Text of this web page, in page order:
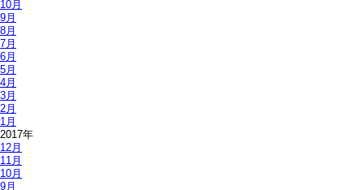
10月
9月
8月
7月
6月
5月
4月
3月
2月
1月
2017年
12月
11月
10月
9月